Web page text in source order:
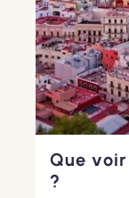
Que
?